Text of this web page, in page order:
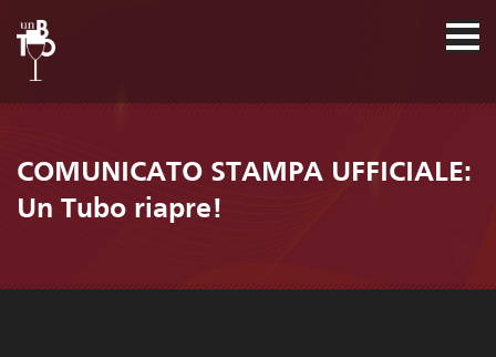
COMUNICATO STAMPA UFFICIALE:
Un Tubo riapre!